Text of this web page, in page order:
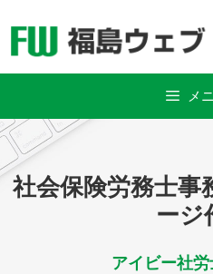
メ
社会保険労務士事
ージ
アイビー社